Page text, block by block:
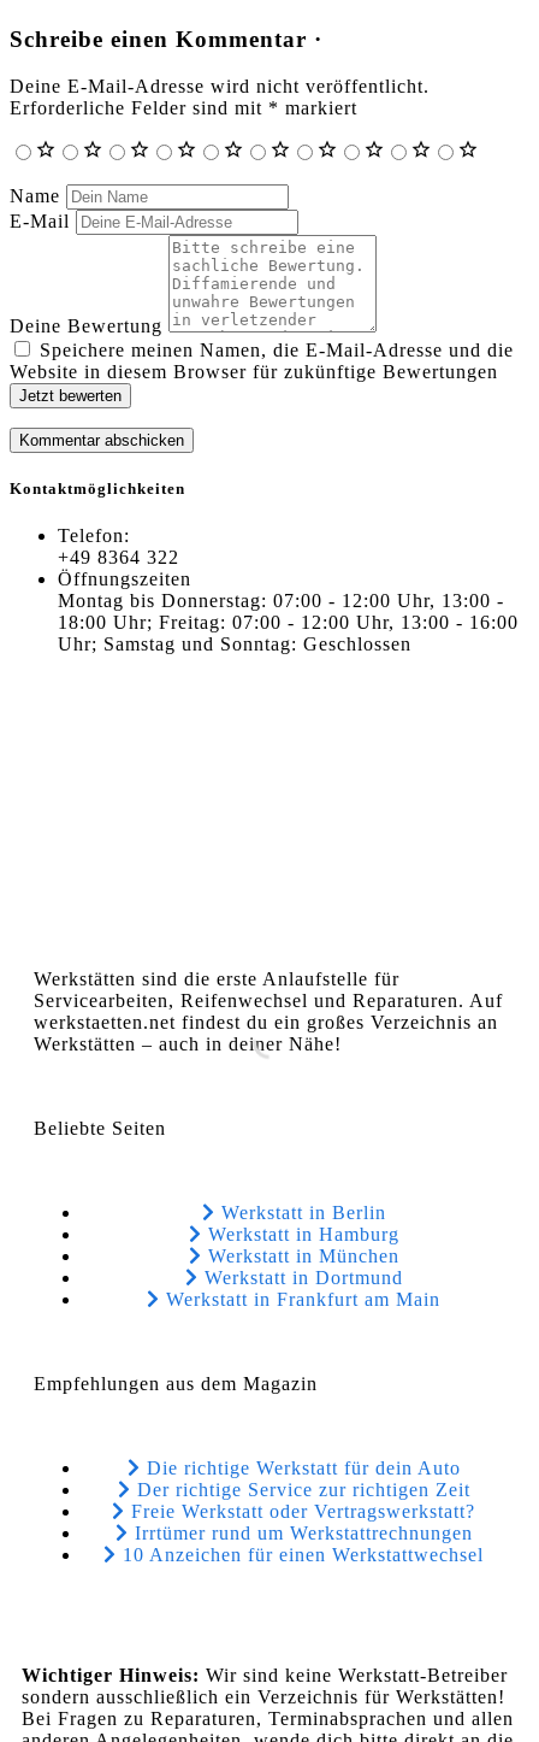
Schreibe einen Kommentar ·
Deine E-Mail-Adresse wird nicht veröffentlicht.
Erforderliche Felder sind mit * markiert
Name
E-Mail
Deine Bewertung
Speichere meinen Namen, die E-Mail-Adresse und die
Website in diesem Browser für zukünftige Bewertungen
Jetzt bewerten
Kontaktmöglichkeiten
Telefon:
+49 8364 322
Öffnungszeiten
Montag bis Donnerstag: 07:00 - 12:00 Uhr, 13:00 -
18:00 Uhr; Freitag: 07:00 - 12:00 Uhr, 13:00 - 16:00
Uhr; Samstag und Sonntag: Geschlossen
Werkstätten sind die erste Anlaufstelle für
Servicearbeiten, Reifenwechsel und Reparaturen. Auf
werkstaetten.net findest du ein großes Verzeichnis an
Werkstätten – auch in deiner Nähe!
Beliebte Seiten
Werkstatt in Berlin
Werkstatt in Hamburg
Werkstatt in München
Werkstatt in Dortmund
Werkstatt in Frankfurt am Main
Empfehlungen aus dem Magazin
Die richtige Werkstatt für dein Auto
Der richtige Service zur richtigen Zeit
Freie Werkstatt oder Vertragswerkstatt?
Irrtümer rund um Werkstattrechnungen
10 Anzeichen für einen Werkstattwechsel
Wichtiger Hinweis: Wir sind keine Werkstatt-Betreiber
sondern ausschließlich ein Verzeichnis für Werkstätten!
Bei Fragen zu Reparaturen, Terminabsprachen und allen